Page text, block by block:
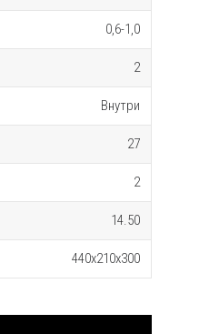
0,6-1,0
2
Внутри
27
2
14.50
440х210х300